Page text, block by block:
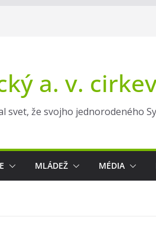
a. v.
svet, že svojho jednorodeného
MLÁDEŽ MÉDIA